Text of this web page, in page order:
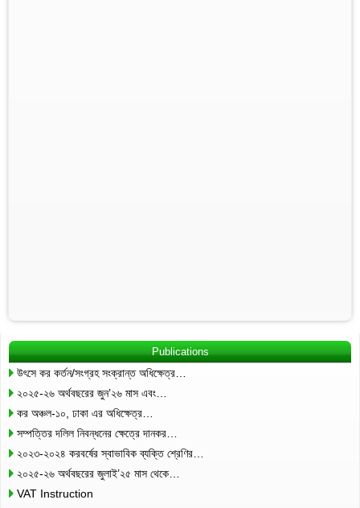
Publications
উৎসে কর কর্তন/সংগ্রহ সংক্রান্ত অধিক্ষেত্র…
২০২৫-২৬ অর্থবছরের জুন’২৬ মাস এবং…
কর অঞ্চল-১০, ঢাকা এর অধিক্ষেত্র…
সম্পত্তির দলিল নিবন্ধনের ক্ষেত্রে দানকর…
২০২৩-২০২৪ করবর্ষের স্বাভাবিক ব্যক্তি শ্রেণির…
২০২৫-২৬ অর্থবছরের জুলাই’২৫ মাস থেকে…
VAT Instruction